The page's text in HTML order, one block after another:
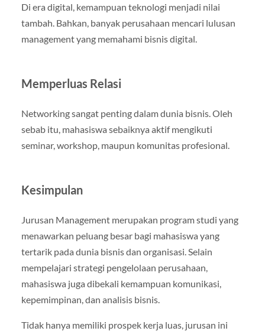
Di era digital, kemampuan teknologi menjadi nilai
tambah. Bahkan, banyak perusahaan mencari lulusan
management yang memahami bisnis digital.
Memperluas Relasi
Networking sangat penting dalam dunia bisnis. Oleh
sebab itu, mahasiswa sebaiknya aktif mengikuti
seminar, workshop, maupun komunitas profesional.
Kesimpulan
Jurusan Management merupakan program studi yang
menawarkan peluang besar bagi mahasiswa yang
tertarik pada dunia bisnis dan organisasi. Selain
mempelajari strategi pengelolaan perusahaan,
mahasiswa juga dibekali kemampuan komunikasi,
kepemimpinan, dan analisis bisnis.
Tidak hanya memiliki prospek kerja luas, jurusan ini